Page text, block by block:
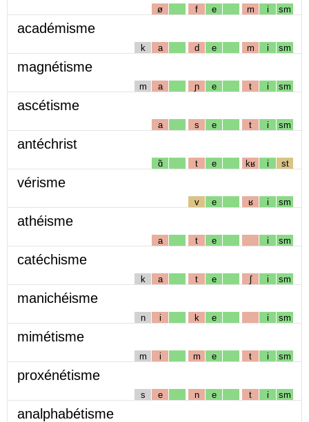
ø f e m i sm
académisme
k a d e m i sm
magnétisme
m a ɲ e t i sm
ascétisme
a s e t i sm
antéchrist
ɑ̃ t e kʁ i st
vérisme
v e ʁ i sm
athéisme
a t e i sm
catéchisme
k a t e ʃ i sm
manichéisme
n i k e i sm
mimétisme
m i m e t i sm
proxénétisme
s e n e t i sm
analphabétisme